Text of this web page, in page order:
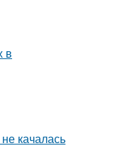
в
качалась